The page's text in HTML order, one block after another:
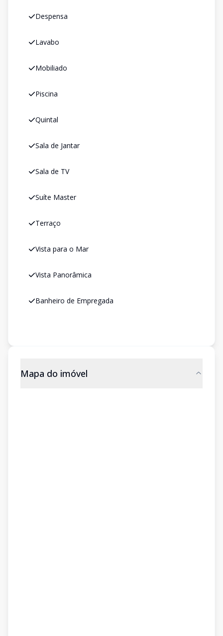
Despensa
Lavabo
Mobiliado
Piscina
Quintal
Sala de Jantar
Sala de TV
Suíte Master
Terraço
Vista para o Mar
Vista Panorâmica
Banheiro de Empregada
Mapa do imóvel